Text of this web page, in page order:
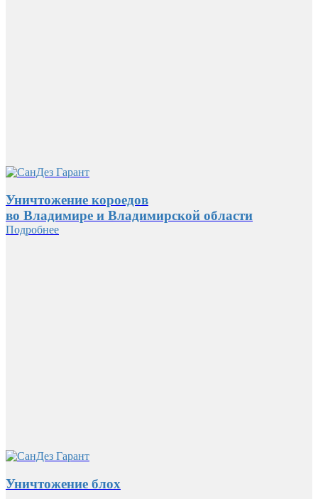
Уничтожение короедов
во Владимире и Владимирской области
Подробнее
Уничтожение блох